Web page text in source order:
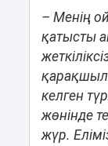
– Менің
қатысты
келген
жөнінде
жүр.